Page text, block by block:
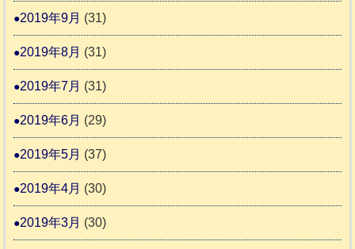
2019年9月 (31)
2019年8月 (31)
2019年7月 (31)
2019年6月 (29)
2019年5月 (37)
2019年4月 (30)
2019年3月 (30)